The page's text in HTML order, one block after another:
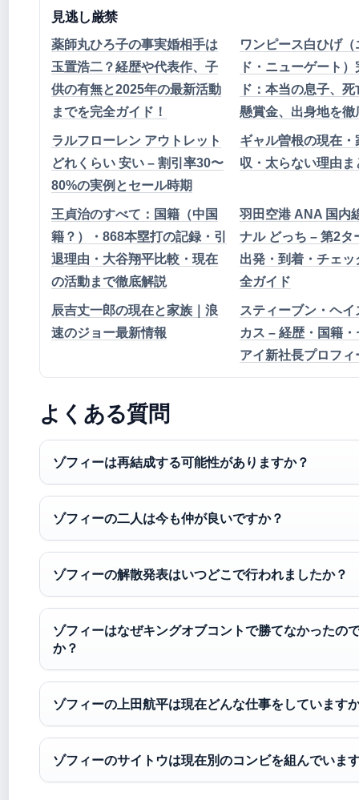
見逃し厳禁
薬師丸ひろ子の事実婚相手は
玉置浩二？経歴や代表作、子
供の有無と2025年の最新活動
までを完全ガイド！
ワンピース白ひげ（
ド・ニューゲート
ド：本当の息子、
懸賞金、出身地を徹
ラルフローレン アウトレット
どれくらい 安い – 割引率30〜
80%の実例とセール時期
ギャル曽根の現在・
収・太らない理由ま
王貞治のすべて：国籍（中国
籍？）・868本塁打の記録・引
退理由・大谷翔平比較・現在
の活動まで徹底解説
羽田空港 ANA 国内
ナル どっち – 第2タ
出発・到着・チェッ
全ガイド
辰吉丈一郎の現在と家族｜浪
速のジョー最新情報
スティーブン・ヘイ
カス – 経歴・国籍
アイ新社長プロフィ
よくある質問
ゾフィーは再結成する可能性がありますか？
ゾフィーの二人は今も仲が良いですか？
ゾフィーの解散発表はいつどこで行われましたか？
ゾフィーはなぜキングオブコントで勝てなかったの
か？
ゾフィーの上田航平は現在どんな仕事をしています
ゾフィーのサイトウは現在別のコンビを組んでいま